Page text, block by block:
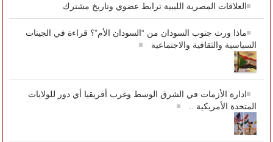
العلاقات المصرية الليبية ترابط عضوي وتاريخ مشترك
ماذا ورث جنوب السودان من “السودان الأم”؟ قراءة في الجينات
السياسية والثقافية والاجتماعية
ادارة الأزمات في الشرق الوسط وغرب أفريقيا أي دور للولايات
المتحدة الأمريكية ..